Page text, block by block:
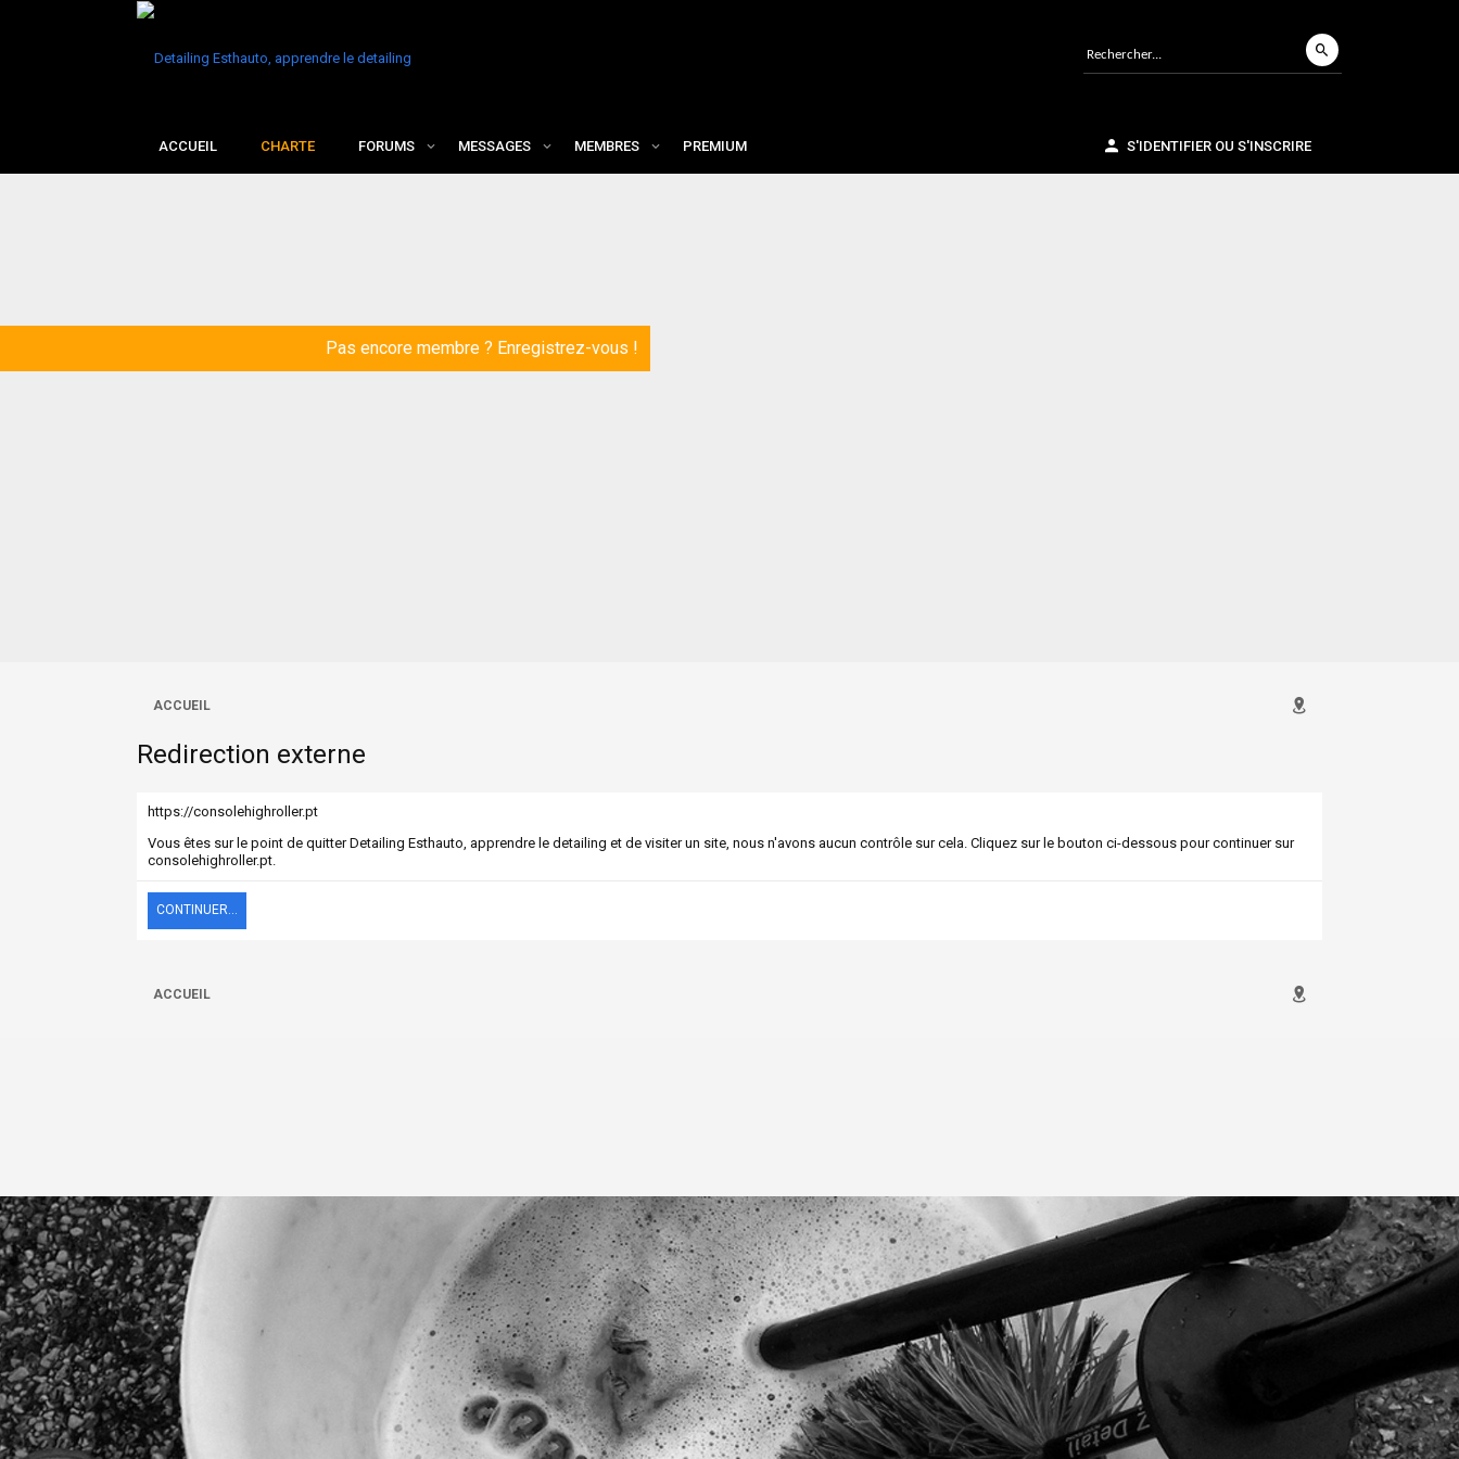
ACCUEIL
Redirection externe
https://consolehighroller.pt
Vous êtes sur le point de quitter Detailing Esthauto, apprendre le detailing et de visiter un site, nous n'avons aucun contrôle sur cela. Cliquez sur le bouton ci-dessous pour continuer sur
consolehighroller.pt.
CONTINUER...
ACCUEIL
ACCUEIL CHARTE FORUMS MESSAGES MEMBRES PREMIUM S'IDENTIFIER OU S'INSCRIRE
Pas encore membre ? Enregistrez-vous !